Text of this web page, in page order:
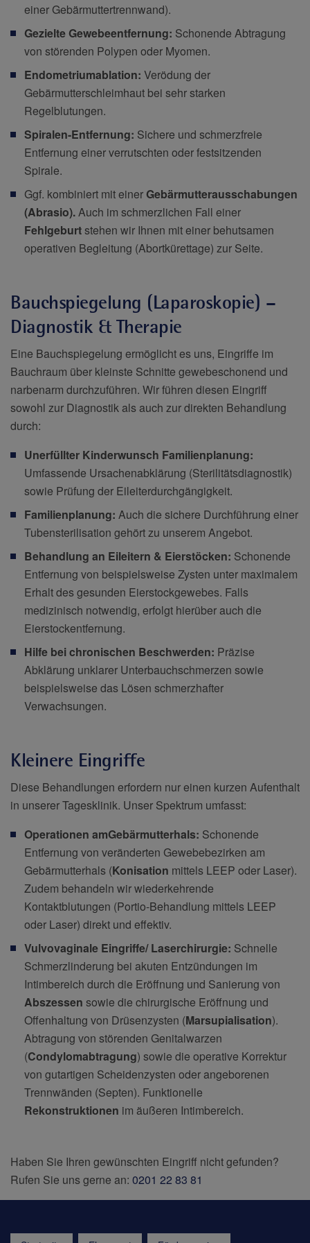
einer Gebärmuttertrennwand).
Gezielte Gewebeentfernung: Schonende Abtragung
von störenden Polypen oder Myomen.
Endometriumablation: Verödung der
Gebärmutterschleimhaut bei sehr starken
Regelblutungen.
Spiralen-Entfernung: Sichere und schmerzfreie
Entfernung einer verrutschten oder festsitzenden
Spirale.
Ggf. kombiniert mit einerGebärmutterausschabungen
(Abrasio).Auch im schmerzlichen Fall einer
Fehlgeburtstehen wir Ihnen mit einer behutsamen
operativen Begleitung (Abortkürettage) zur Seite.
Bauchspiegelung (Laparoskopie) –
Diagnostik & Therapie
Eine Bauchspiegelung ermöglicht es uns, Eingriffe im
Bauchraum über kleinste Schnitte gewebeschonend und
narbenarm durchzuführen. Wir führen diesen Eingriff
sowohl zur Diagnostik als auch zur direkten Behandlung
durch:
Unerfüllter Kinderwunsch Familienplanung:
Umfassende Ursachenabklärung (Sterilitätsdiagnostik)
sowie Prüfung der Eileiterdurchgängigkeit.
Familienplanung: Auch die sichere Durchführung einer
Tubensterilisation gehört zu unserem Angebot.
Behandlung an Eileitern & Eierstöcken: Schonende
Entfernung von beispielsweise Zysten unter maximalem
Erhalt des gesunden Eierstockgewebes. Falls
medizinisch notwendig, erfolgt hierüber auch die
Eierstockentfernung.
Hilfe bei chronischen Beschwerden: Präzise
Abklärung unklarer Unterbauchschmerzen sowie
beispielsweise das Lösen schmerzhafter
Verwachsungen.
Kleinere Eingriffe
Diese Behandlungen erfordern nur einen kurzen Aufenthalt
in unserer Tagesklinik. Unser Spektrum umfasst:
Operationen amGebärmutterhals: Schonende
Entfernung von veränderten Gewebebezirken am
Gebärmutterhals (Konisation mittels LEEP oder Laser).
Zudem behandeln wir wiederkehrende
Kontaktblutungen (Portio-Behandlung mittels LEEP
oder Laser) direkt und effektiv.
Vulvovaginale Eingriffe/ Laserchirurgie: Schnelle
Schmerzlinderung bei akuten Entzündungen im
Intimbereich durch die Eröffnung und Sanierung von
Abszessen sowie die chirurgische Eröffnung und
Offenhaltung von Drüsenzysten (Marsupialisation).
Abtragung von störenden Genitalwarzen
(Condylomabtragung) sowie die operative Korrektur
von gutartigen Scheidenzysten oder angeborenen
Trennwänden (Septen). Funktionelle
Rekonstruktionen im äußeren Intimbereich.
Haben Sie Ihren gewünschten Eingriff nicht gefunden?
Rufen Sie uns gerne an: 0201 22 83 81